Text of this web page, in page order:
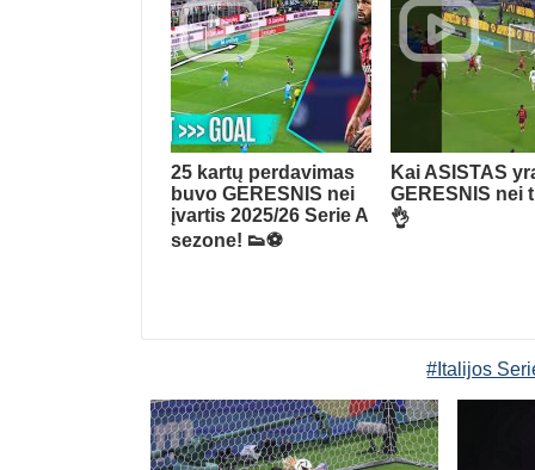
25 kartų perdavimas
buvo GERESNIS nei
įvartis 2025/26 Serie A
sezone! 👟⚽
Kai ASISTAS
GERESNIS nei
👌
#Italijos